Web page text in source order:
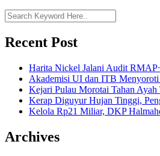
Recent Post
Harita Nickel Jalani Audit
Akademisi UI dan ITB
Kejari Pulau Morotai Tahan Ayah
Kerap Diguyur Hujan Tinggi,
Kelola Rp21 Miliar, DKP
Archives